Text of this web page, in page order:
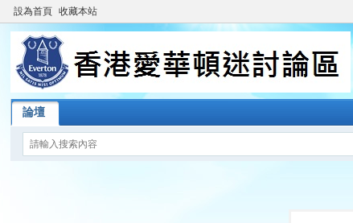
設為首頁 收藏本站
論壇